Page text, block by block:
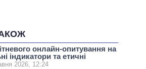
онлайн-опитування на
індикатори та етичні
2026, 12:24